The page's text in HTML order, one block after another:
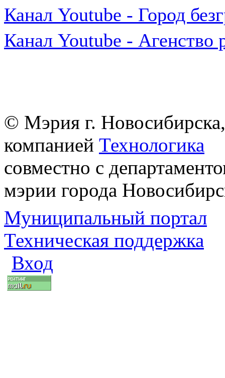
Канал Youtube​ - Город
Канал Youtube​ - Агенство
© Мэрия г.
компанией Технологика
совместно с
мэрии города
Муниципальный портал
Техническая поддержка
Вход